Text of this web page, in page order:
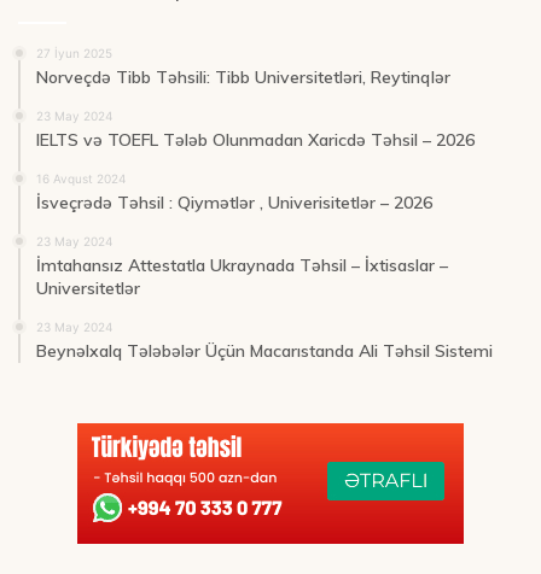
27 İyun 2025
Norveçdə Tibb Təhsili: Tibb Universitetləri, Reytinqlər
23 May 2024
IELTS və TOEFL Tələb Olunmadan Xaricdə Təhsil – 2026
16 Avqust 2024
İsveçrədə Təhsil : Qiymətlər , Univerisitetlər – 2026
23 May 2024
İmtahansız Attestatla Ukraynada Təhsil – İxtisaslar –
Universitetlər
23 May 2024
Beynəlxalq Tələbələr Üçün Macarıstanda Ali Təhsil Sistemi